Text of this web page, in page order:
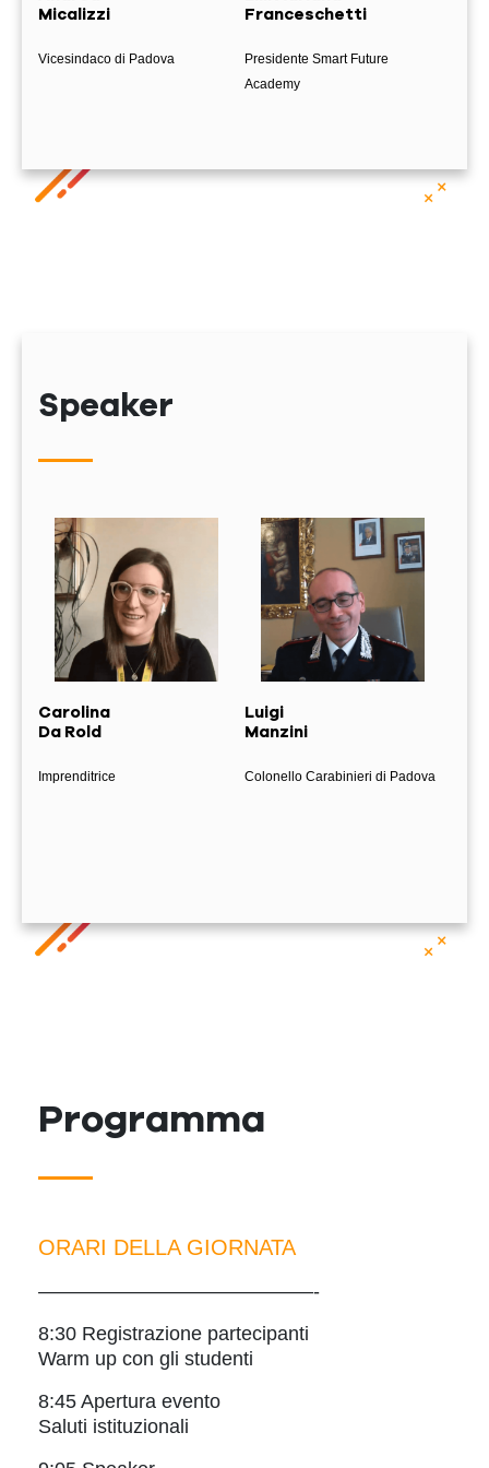
Micalizzi
Vicesindaco di Padova
Franceschetti
Presidente Smart Future
Academy
Speaker
Carolina
Da Rold
Imprenditrice
Luigi
Manzini
Colonello Carabinieri di Padova
Programma
ORARI DELLA GIORNATA
——————————————-
8:30 Registrazione partecipanti
Warm up con gli studenti
8:45 Apertura evento
Saluti istituzionali